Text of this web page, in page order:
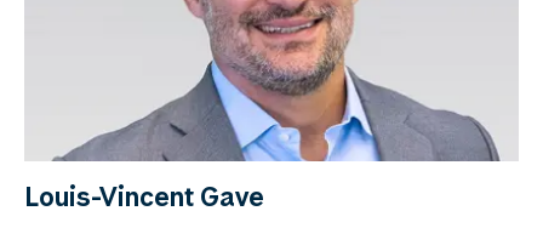
Louis-Vincent Gave